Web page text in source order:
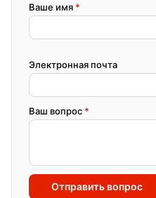
Ваше имя *
Электронная почта
Ваш вопрос *
Отправить вопрос